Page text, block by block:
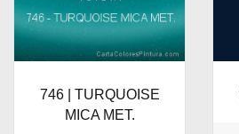
746 | TURQUOISE
MICA MET.